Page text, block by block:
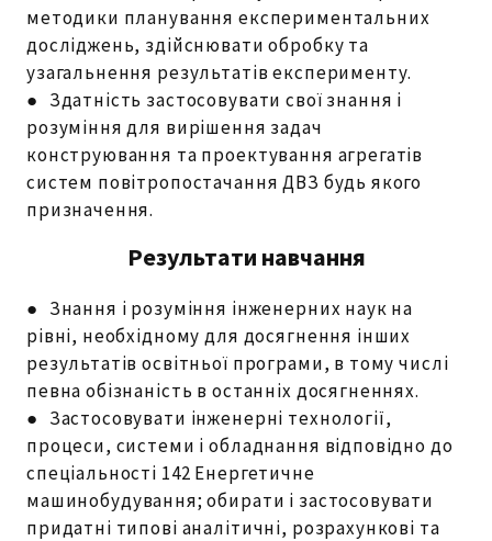
методики планування експериментальних
досліджень, здійснювати обробку та
узагальнення результатів експерименту.
● Здатність застосовувати свої знання і
розуміння для вирішення задач
конструювання та проектування агрегатів
систем повітропостачання ДВЗ будь якого
призначення.
Результати навчання
● Знання і розуміння інженерних наук на
рівні, необхідному для досягнення інших
результатів освітньої програми, в тому числі
певна обізнаність в останніх досягненнях.
● Застосовувати інженерні технології,
процеси, системи і обладнання відповідно до
спеціальності 142 Енергетичне
машинобудування; обирати і застосовувати
придатні типові аналітичні, розрахункові та